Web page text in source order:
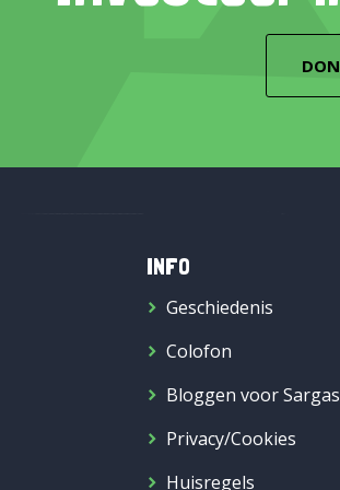
INFO
Geschiedenis
Colofon
Bloggen voor
Privacy/Cookies
Huisregels